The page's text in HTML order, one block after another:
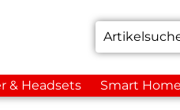
& Headsets Smart Home